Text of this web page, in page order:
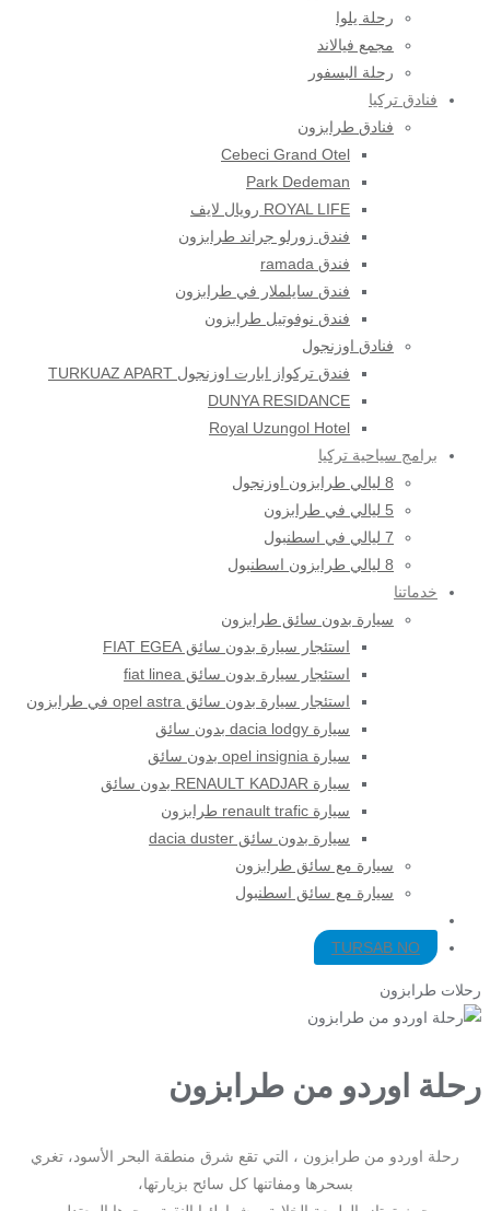
رحلة يلوا
مجمع فيالاند
رحلة البسفور
فنادق تركيا
فنادق طرابزون
Cebeci Grand Otel
Park Dedeman
ROYAL LIFE رويال لايف
فندق زورلو جراند طرابزون
فندق ramada
فندق سايلملار في طرابزون
فندق نوفوتيل طرابزون
فنادق اوزنجول
فندق تركواز ابارت اوزنجول TURKUAZ APART
DUNYA RESIDANCE
Royal Uzungol Hotel
برامج سياحية تركيا
8 ليالي طرابزون اوزنجول
5 ليالي في طرابزون
7 ليالي في اسطنبول
8 ليالي طرابزون اسطنبول
خدماتنا
سيارة بدون سائق طرابزون
استئجار سيارة بدون سائق FIAT EGEA
استئجار سيارة بدون سائق fiat linea
استئجار سيارة بدون سائق opel astra في طرابزون
سيارة dacia lodgy بدون سائق
سيارة opel insignia بدون سائق
سيارة RENAULT KADJAR بدون سائق
سيارة renault trafic طرابزون
سيارة بدون سائق dacia duster
سيارة مع سائق طرابزون​
سيارة مع سائق اسطنبول
TURSAB NO
رحلات طرابزون
رحلة اوردو من طرابزون
رحلة اوردو من طرابزون ، التي تقع شرق منطقة البحر الأسود، تغري
بسحرها ومفاتنها كل سائح بزيارتها،